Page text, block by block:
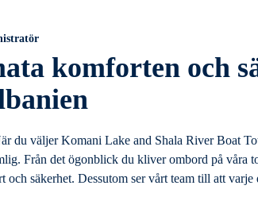
komforten och
du väljer Komani Lake and Shala River Boat
Från det ögonblick du kliver ombord på våra
säkerhet. Dessutom ser vårt team till att